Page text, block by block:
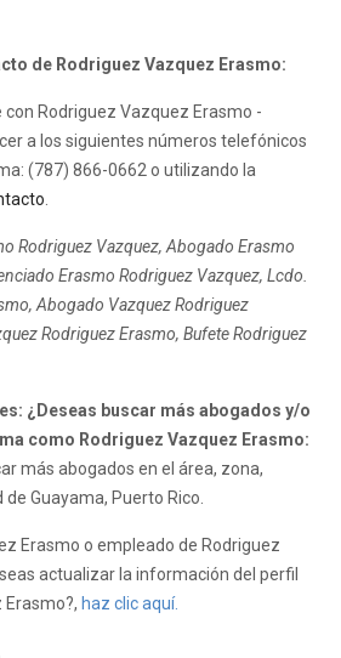
de Rodriguez Vazquez Erasmo:
Rodriguez Vazquez Erasmo -
a los siguientes números telefónicos
(787) 866-0662 o utilizando la
Rodriguez Vazquez, Abogado Erasmo
Erasmo Rodriguez Vazquez, Lcdo.
Abogado Vazquez Rodriguez
Rodriguez Erasmo, Bufete Rodriguez
¿Deseas buscar más abogados y/o
como Rodriguez Vazquez Erasmo:
más abogados en el área, zona,
Guayama, Puerto Rico.
Erasmo o empleado de Rodriguez
actualizar la información del perfil
haz clic aquí.